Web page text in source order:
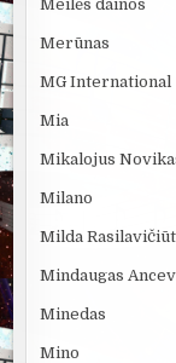
Meilės dainos
Merūnas
MG International
Mia
Mikalojus
Milano
Milda
Mindaugas
Minedas
Mino